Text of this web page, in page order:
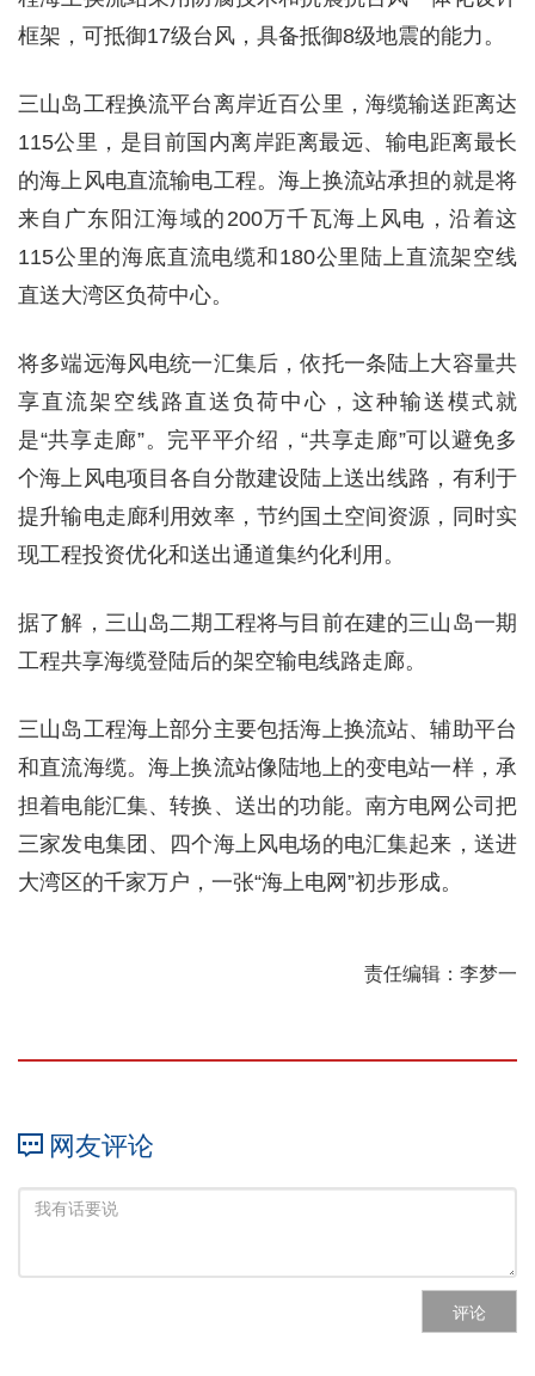
框架，可抵御17级台风，具备抵御8级地震的能力。
三山岛工程换流平台离岸近百公里，海缆输送距离达
115公里，是目前国内离岸距离最远、输电距离最长
的海上风电直流输电工程。海上换流站承担的就是将
来自广东阳江海域的200万千瓦海上风电，沿着这
115公里的海底直流电缆和180公里陆上直流架空线
直送大湾区负荷中心。
将多端远海风电统一汇集后，依托一条陆上大容量共
享直流架空线路直送负荷中心，这种输送模式就
是“共享走廊”。完平平介绍，“共享走廊”可以避免多
个海上风电项目各自分散建设陆上送出线路，有利于
提升输电走廊利用效率，节约国土空间资源，同时实
现工程投资优化和送出通道集约化利用。
据了解，三山岛二期工程将与目前在建的三山岛一期
工程共享海缆登陆后的架空输电线路走廊。
三山岛工程海上部分主要包括海上换流站、辅助平台
和直流海缆。海上换流站像陆地上的变电站一样，承
担着电能汇集、转换、送出的功能。南方电网公司把
三家发电集团、四个海上风电场的电汇集起来，送进
大湾区的千家万户，一张“海上电网”初步形成。
责任编辑：李梦一
网友评论
评论